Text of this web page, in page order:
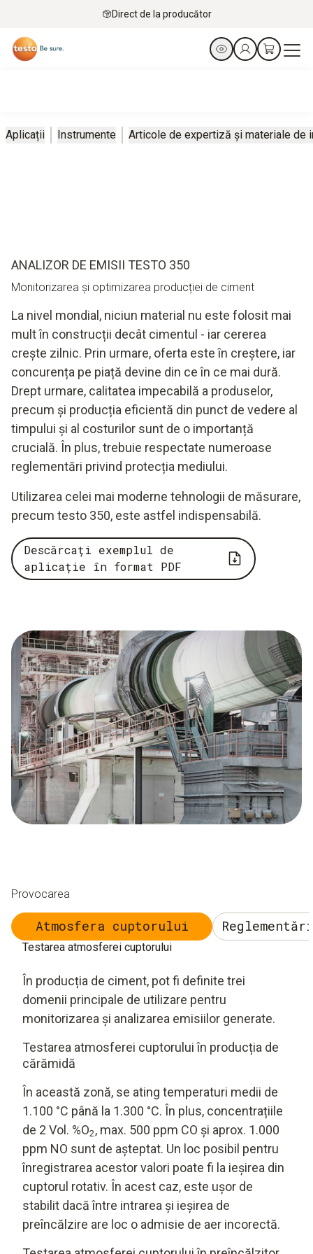
Direct de la producător
Aplicații Instrumente Articole de expertiză și materiale de
ANALIZOR DE EMISII TESTO 350
Monitorizarea și optimizarea producției de ciment
La nivel mondial, niciun material nu este folosit mai
mult în construcții decât cimentul - iar cererea
crește zilnic. Prin urmare, oferta este în creștere, iar
concurența pe piață devine din ce în ce mai dură.
Drept urmare, calitatea impecabilă a produselor,
precum și producția eficientă din punct de vedere al
timpului și al costurilor sunt de o importanță
crucială. În plus, trebuie respectate numeroase
reglementări privind protecția mediului.
Utilizarea celei mai moderne tehnologii de măsurare,
precum testo 350, este astfel indispensabilă.
Descărcați exemplul de
aplicație în format PDF
Provocarea
Atmosfera cuptorului
Testarea atmosferei cuptorului
În producția de ciment, pot fi definite trei
domenii principale de utilizare pentru
monitorizarea și analizarea emisiilor generate.
Testarea atmosferei cuptorului în producția de
cărămidă
În această zonă, se ating temperaturi medii de
1.100 °C până la 1.300 °C. În plus, concentrațiile
de 2 Vol. %O2, max. 500 ppm CO și aprox. 1.000
ppm NO sunt de așteptat. Un loc posibil pentru
înregistrarea acestor valori poate fi la ieșirea din
cuptorul rotativ. În acest caz, este ușor de
stabilit dacă între intrarea și ieșirea de
preîncălzire are loc o admisie de aer incorectă.